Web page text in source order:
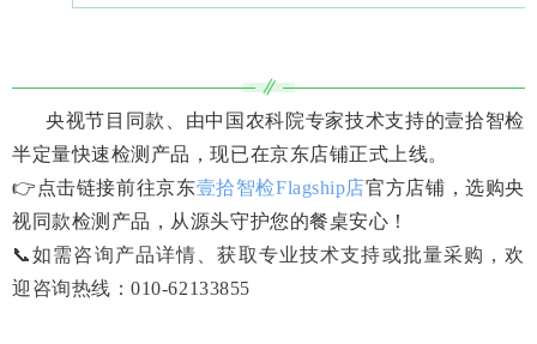
央视节目同款、由中国农科院专家技术支持的壹拾智检
半定量快速检测产品，现已在京东店铺正式上线。
👉点击链接前往京东壹拾智检Flagship店官方店铺，选购央
视同款检测产品，从源头守护您的餐桌安心！
📞如需咨询产品详情、获取专业技术支持或批量采购，欢
迎咨询热线：010-62133855